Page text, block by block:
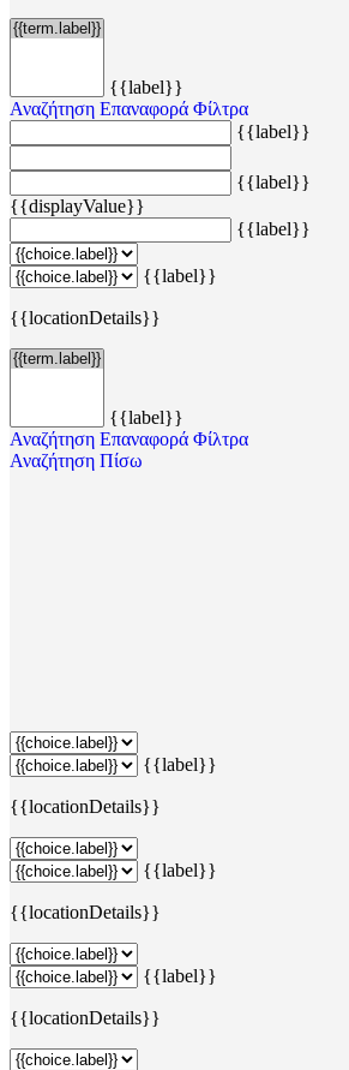
{{label}}
Αναζήτηση Επαναφορά Φίλτρα
{{label}}
{{label}}
{{displayValue}}
{{label}}
{{label}}
{{locationDetails}}
{{label}}
Αναζήτηση Επαναφορά Φίλτρα
Αναζήτηση Πίσω
{{label}}
{{locationDetails}}
{{label}}
{{locationDetails}}
{{label}}
{{locationDetails}}